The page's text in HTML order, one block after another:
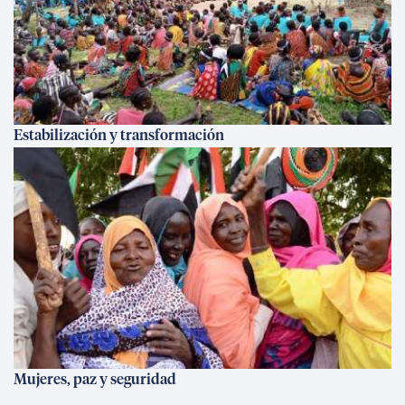
Estabilización y transformación
Mujeres, paz y seguridad